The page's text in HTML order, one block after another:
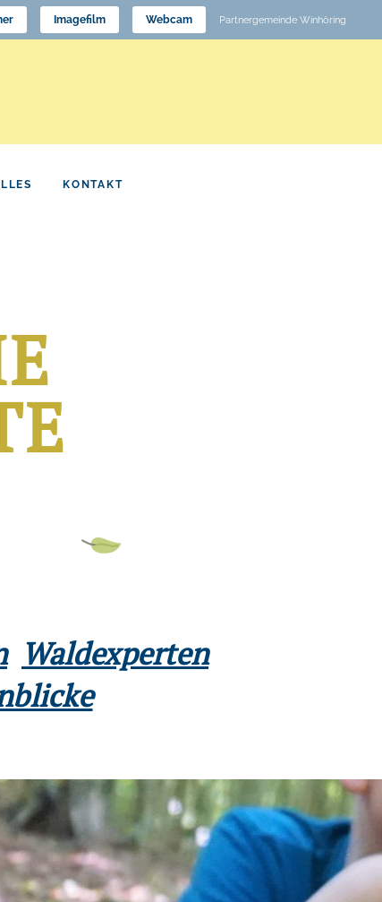
Partnergemeinde Winhöring
Webcam
Imagefilm
KONTAKT
Waldexperten